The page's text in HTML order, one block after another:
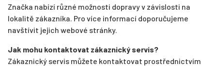
Značka nabízí různé možnosti dopravy v závislosti na
lokalitě zákazníka. Pro více informací doporučujeme
navštívit jejich webové stránky.
Jak mohu kontaktovat zákaznický servis?
Zákaznický servis můžete kontaktovat prostřednictvím